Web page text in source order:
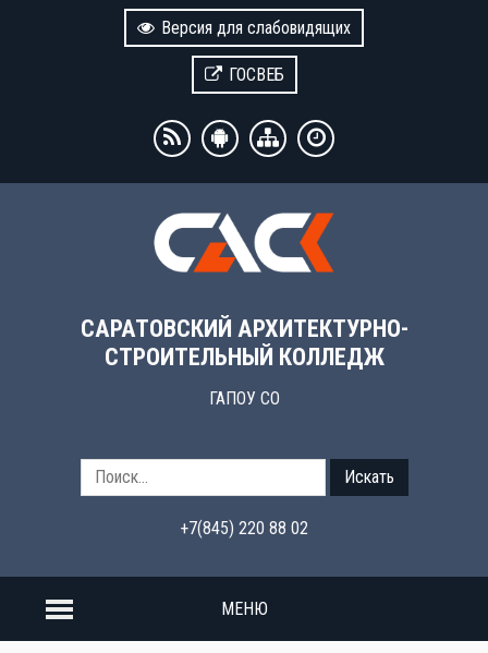
Версия для слабовидящих
ГОСВЕБ
САРАТОВСКИЙ АРХИТЕКТУРНО-
СТРОИТЕЛЬНЫЙ КОЛЛЕДЖ
ГАПОУ СО
Искать
+7(845) 220 88 02
МЕНЮ